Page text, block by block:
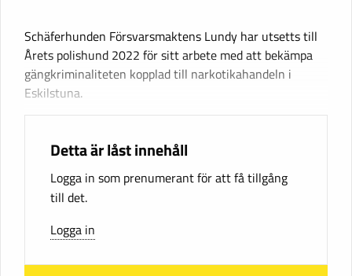
Schäferhunden Försvarsmaktens Lundy har utsetts till
Årets polishund 2022 för sitt arbete med att bekämpa
gängkriminaliteten kopplad till narkotikahandeln i
Eskilstuna.
Detta är låst innehåll
Logga in som prenumerant för att få tillgång
till det.
Logga in